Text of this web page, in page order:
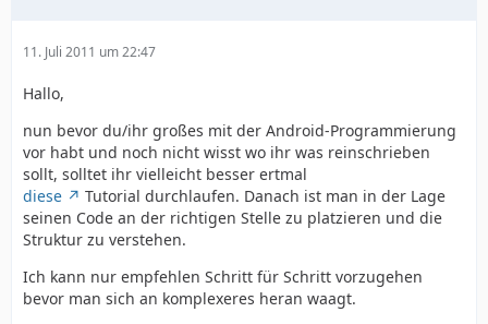
11. Juli 2011 um 22:47
Hallo,
nun bevor du/ihr großes mit der Android-Programmierung
vor habt und noch nicht wisst wo ihr was reinschrieben
sollt, solltet ihr vielleicht besser ertmal
diese
Tutorial durchlaufen. Danach ist man in der Lage
seinen Code an der richtigen Stelle zu platzieren und die
Struktur zu verstehen.
Ich kann nur empfehlen Schritt für Schritt vorzugehen
bevor man sich an komplexeres heran waagt.